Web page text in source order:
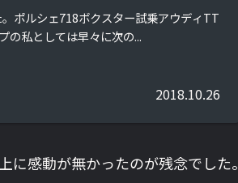
ポルシェ718ボクスター試乗アウディTT
の私としては早々に次の...
2018.10.26
感動が無かったのが残念でした。